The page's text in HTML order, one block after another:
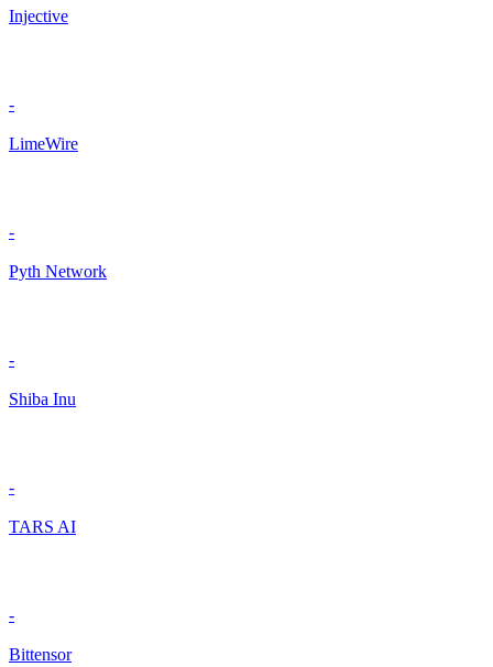
Injective
-
LimeWire
-
Pyth Network
-
Shiba Inu
-
TARS AI
-
Bittensor